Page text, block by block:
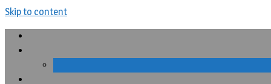
Skip to content